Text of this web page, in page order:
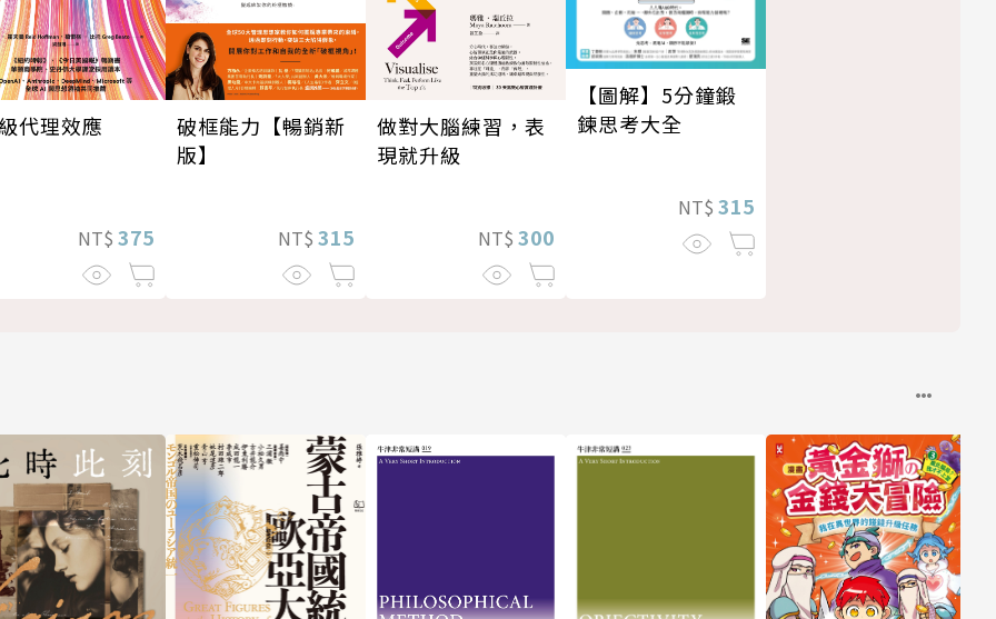
代理效應
NT$ 375
破框能力【暢銷新
版】
NT$ 315
做對大腦練習，表
現就升級
NT$ 300
【圖解】5分鐘鍛
鍊思考大全
NT$ 315